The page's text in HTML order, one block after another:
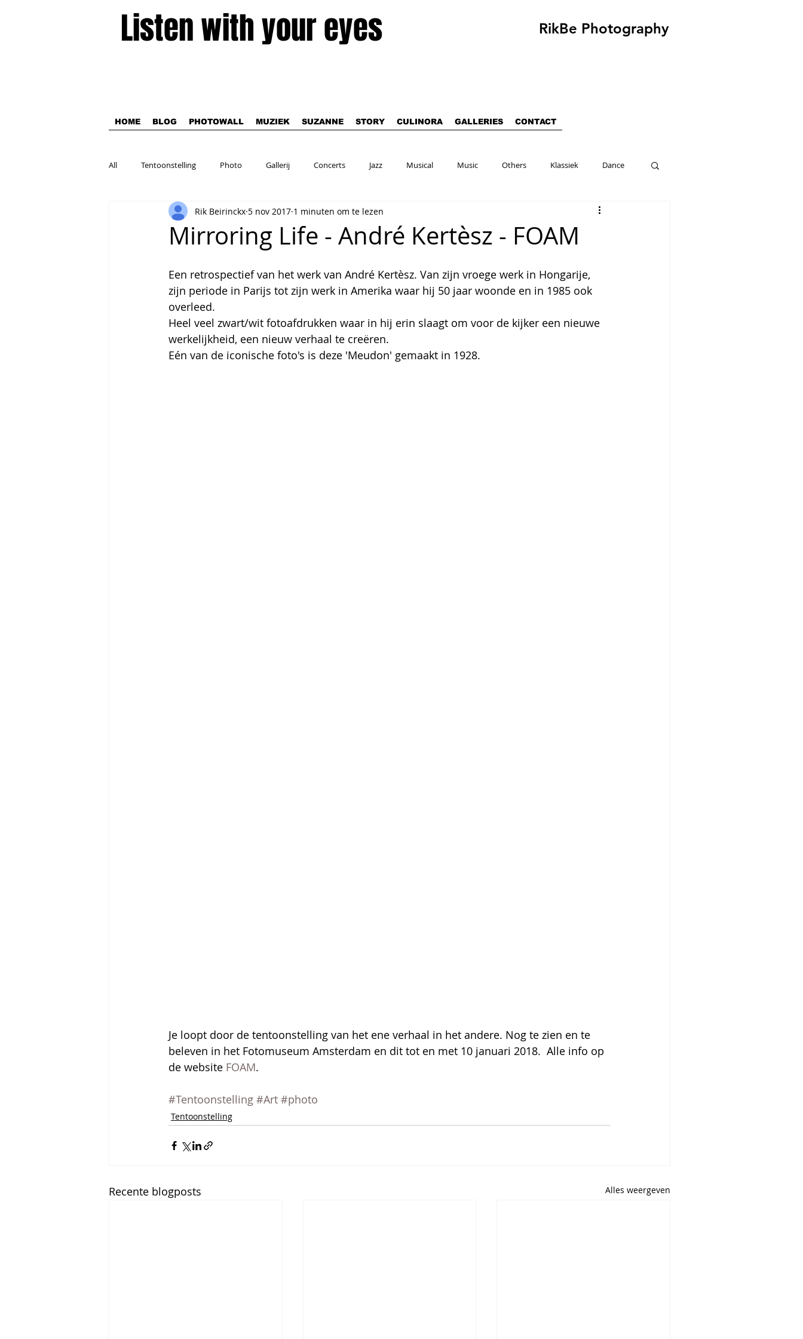
Listen with your eyes RikBe Photography
HOME BLOG PHOTOWALL MUZIEK SUZANNE STORY CULINORA GALLERIES CONTACT
All Tentoonstelling Photo Gallerij Concerts Jazz Musical Music Others Klassiek Dance
Mirroring Life - André Kertèsz - FOAM
Rik Beirinckx 5 nov 2017 1 minuten om te lezen
Een retrospectief van het werk van André Kertèsz. Van zijn vroege werk in Hongarije,
zijn periode in Parijs tot zijn werk in Amerika waar hij 50 jaar woonde en in 1985 ook
overleed.
Heel veel zwart/wit fotoafdrukken waar in hij erin slaagt om voor de kijker een nieuwe
werkelijkheid, een nieuw verhaal te creëren.
Eén van de iconische foto's is deze 'Meudon' gemaakt in 1928.
Je loopt door de tentoonstelling van het ene verhaal in het andere. Nog te zien en te
beleven in het Fotomuseum Amsterdam en dit tot en met 10 januari 2018.  Alle info op
de website FOAM.
#Tentoonstelling #Art #photo
Tentoonstelling
Recente blogposts Alles weergeven